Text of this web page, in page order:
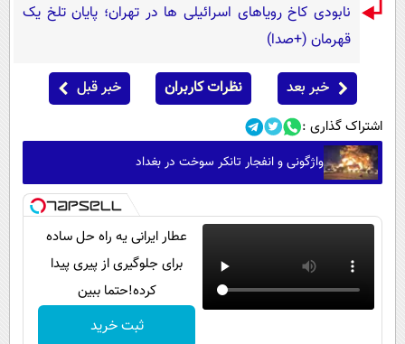
نابودی کاخ رویاهای اسرائیلی ها در تهران؛ پایان تلخ یک
قهرمان (+صدا)
خبر بعد نظرات کاربران خبر قبل
اشتراک گذاری :
واژگونی و انفجار تانکر سوخت در بغداد
عطار ایرانی یه راه حل ساده
برای جلوگیری از پیری پیدا
کرده!حتما ببین
ثبت خرید